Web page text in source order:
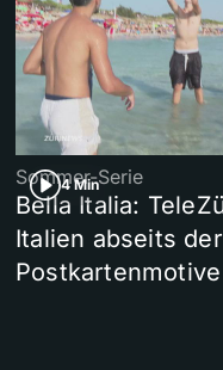
4 Min
Sommer-Serie
Bella Italia:
Italien abseits der
Postkartenmotive